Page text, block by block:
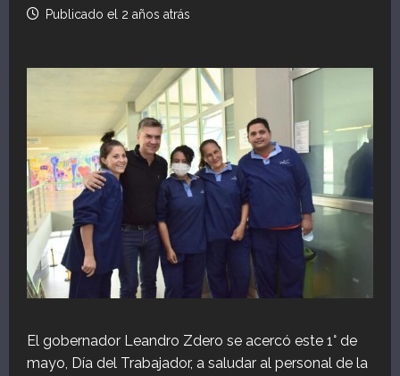
Publicado el 2 años atrás
El gobernador Leandro Zdero se acercó este 1° de
mayo, Día del Trabajador, a saludar al personal de la